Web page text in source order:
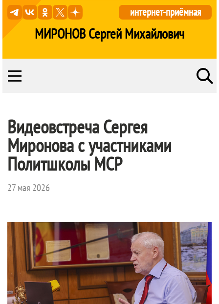
МИРОНОВ Сергей Михайлович
интернет-приёмная
Видеовстреча Сергея
Миронова с участниками
Политшколы МСР
27 мая 2026